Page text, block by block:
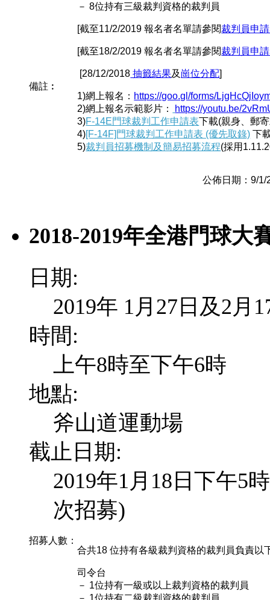
－ 8位持有三級裁判資格的裁判員
[截至11/2/2019 報名者名單請參閱裁判員申
[截至18/2/2019 報名者名單請參閱裁判員申
[28/12/2018 抽籤結果及崗位分配]
備註︰
1)網上報名： https://goo.gl/forms/
2)網上報名示範影片：
https://youtu.be/
3)F-14E門球裁判工作申請表下載(親身、郵
4)[F-14F]門球裁判工作申請表 (優先取錄) 下
5)裁判員招募機制及簡易招募流程(採用
公佈日期：9/1/
2018-2019年全港門球大
日期:
2019年 1月27日及2月
時間:
上午8時至下午6時
地點:
斧山道運動場
截止日期:
2019年1月18日下午5
次招募)
招募人數：
合共18 位持有各級裁判資格的裁判員負責以
司令台
－ 1位持有一級或以上裁判資格的裁判員